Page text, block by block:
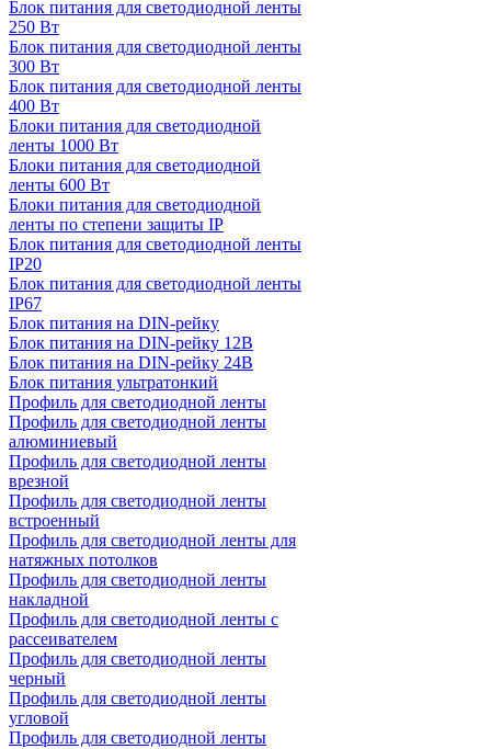
Блок питания для светодиодной ленты
250 Вт
Блок питания для светодиодной ленты
300 Вт
Блок питания для светодиодной ленты
400 Вт
Блоки питания для светодиодной
ленты 1000 Вт
Блоки питания для светодиодной
ленты 600 Вт
Блоки питания для светодиодной
ленты по степени защиты IP
Блок питания для светодиодной ленты
IP20
Блок питания для светодиодной ленты
IP67
Блок питания на DIN-рейку
Блок питания на DIN-рейку 12В
Блок питания на DIN-рейку 24В
Блок питания ультратонкий
Профиль для светодиодной ленты
Профиль для светодиодной ленты
алюминиевый
Профиль для светодиодной ленты
врезной
Профиль для светодиодной ленты
встроенный
Профиль для светодиодной ленты для
натяжных потолков
Профиль для светодиодной ленты
накладной
Профиль для светодиодной ленты с
рассеивателем
Профиль для светодиодной ленты
черный
Профиль для светодиодной ленты
угловой
Профиль для светодиодной ленты